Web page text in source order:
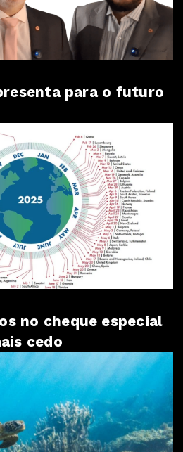
para o futuro
no cheque especial
cedo